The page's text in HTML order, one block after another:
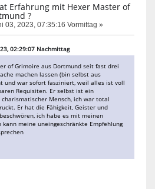
Erfahrung mit Hexer Master of
?
03, 2023, 07:35:16 Vormittag »
02:29:07 Nachmittag
of Grimoire aus Dortmund seit fast drei
machen lassen (bin selbst aus
und war sofort fasziniert, weil alles ist voll
Requisiten. Er selbst ist ein
Mensch, ich war total
Er hat die Fähigkeit, Geister und
ich habe es mit meinen
kann meine uneingeschränkte Empfehlung